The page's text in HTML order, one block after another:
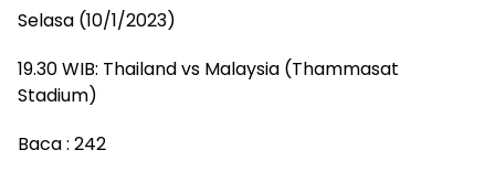
Selasa (10/1/2023)
19.30 WIB: Thailand vs Malaysia (Thammasat
Stadium)
Baca : 242